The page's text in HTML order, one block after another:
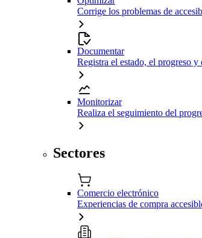
Corrige los problemas de
Documentar
Registra el estado, el progreso
Monitorizar
Realiza el seguimiento del
Sectores
Comercio electrónico
Experiencias de compra